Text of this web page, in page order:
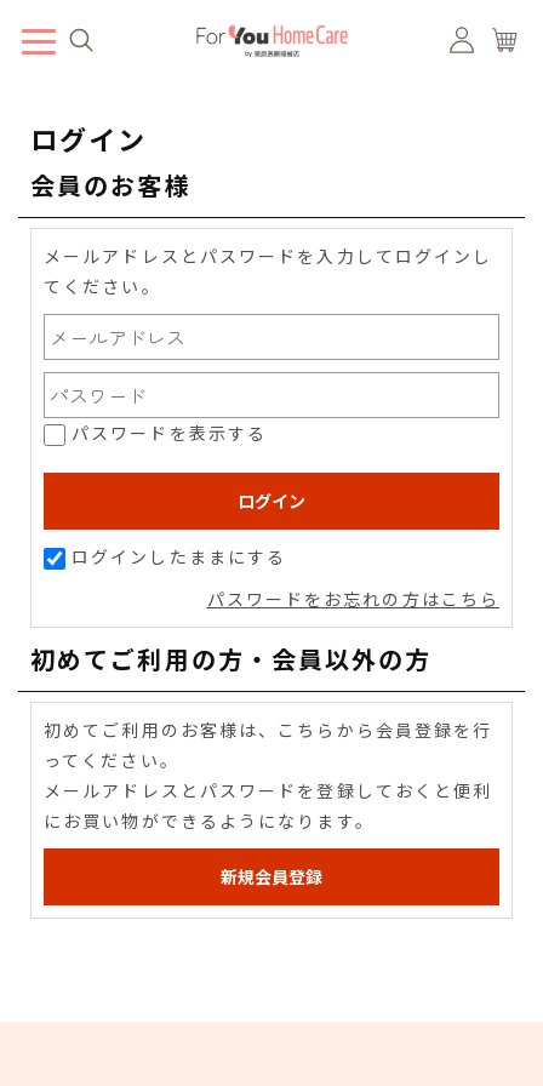
ログイン
会員のお客様
メールアドレスとパスワードを入力してログインし
てください。
パスワードを表示する
ログインしたままにする
パスワードをお忘れの方はこちら
初めてご利用の方・会員以外の方
初めてご利用のお客様は、こちらから会員登録を行
ってください。
メールアドレスとパスワードを登録しておくと便利
にお買い物ができるようになります。